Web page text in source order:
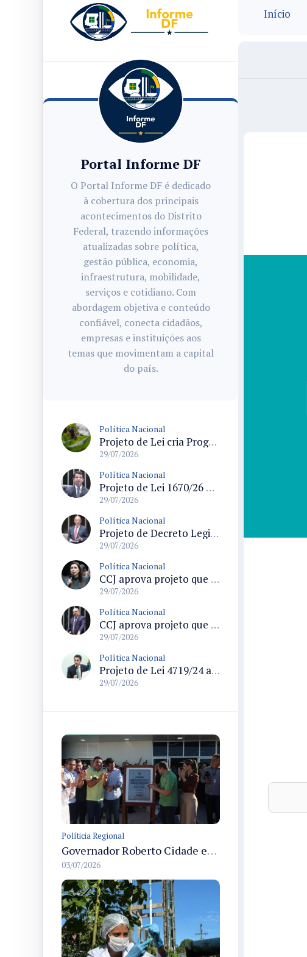
Portal Informe DF
O Portal Informe DF é dedicado
à cobertura dos principais
acontecimentos do Distrito
Federal, trazendo informações
atualizadas sobre política,
gestão pública, economia,
infraestrutura, mobilidade,
serviços e cotidiano. Com
abordagem objetiva e conteúdo
confiável, conecta cidadãos,
empresas e instituições aos
temas que movimentam a capital
do país.
Política Nacional
Projeto de Lei cria Programa Nacional para assentamentos periurbanos e semirrurais com foco na produção familiar
29/07/2026
Política Nacional
Projeto de Lei 1670/26 propõe limite de idade dos táxis em 15 anos e prevê linhas de crédito para renovação da frota
29/07/2026
Política Nacional
Projeto de Decreto Legislativo propõe suspender demarcações de terras indígenas em Santa Catarina e questiona conformidade legal
29/07/2026
Política Nacional
CCJ aprova projeto que formaliza o uso do termo pedofilia no Código Penal e no ECA
29/07/2026
Política Nacional
CCJ aprova projeto que endurece regras para declaração de insanidade mental de acusados em processo penal
29/07/2026
Política Nacional
Projeto de Lei 4719/24 altera Lei Geral do Turismo e modifica regras de cadastramento de meios de hospedagem
29/07/2026
Políticia Regional
Governador Roberto Cidade entrega readequação do ambulatório da FCecon e amplia capacidade de atendimento oncológico em Manaus
03/07/2026
Início